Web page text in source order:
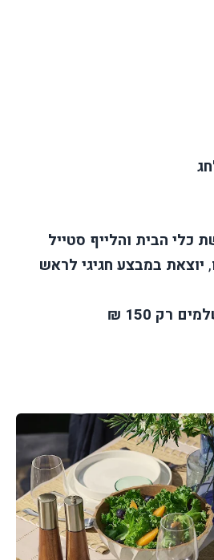
חג
כלי הבית והלייף סטייל
, יוצאת במבצע חגיגי לראש